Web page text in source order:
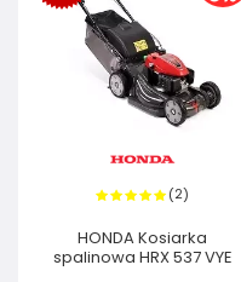
(2)
HONDA Kosiarka
spalinowa HRX 537 VYE